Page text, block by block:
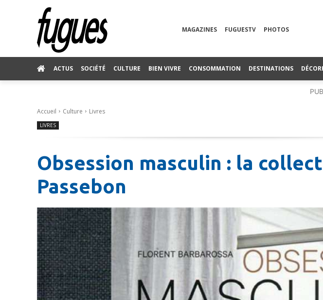
MAGAZINES FUGUESTV PHOTOS
ACTUS SOCIÉTÉ CULTURE BIEN VIVRE CONSOMMATION DESTINATIONS
Accueil Culture Livres
LIVRES
Obsession masculin : la
Passebon